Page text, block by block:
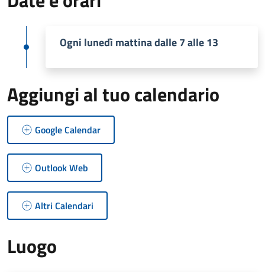
Ogni lunedì mattina dalle 7 alle 13
Aggiungi al tuo calendario
Google Calendar
Outlook Web
Altri Calendari
Luogo